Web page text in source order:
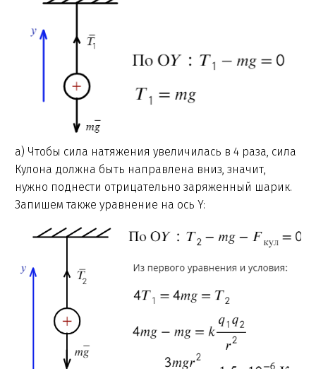
а) Чтобы сила натяжения увеличилась в 4 раза, сила
Кулона должна быть направлена вниз, значит,
нужно поднести отрицательно заряженный шарик.
Запишем также уравнение на ось Y: